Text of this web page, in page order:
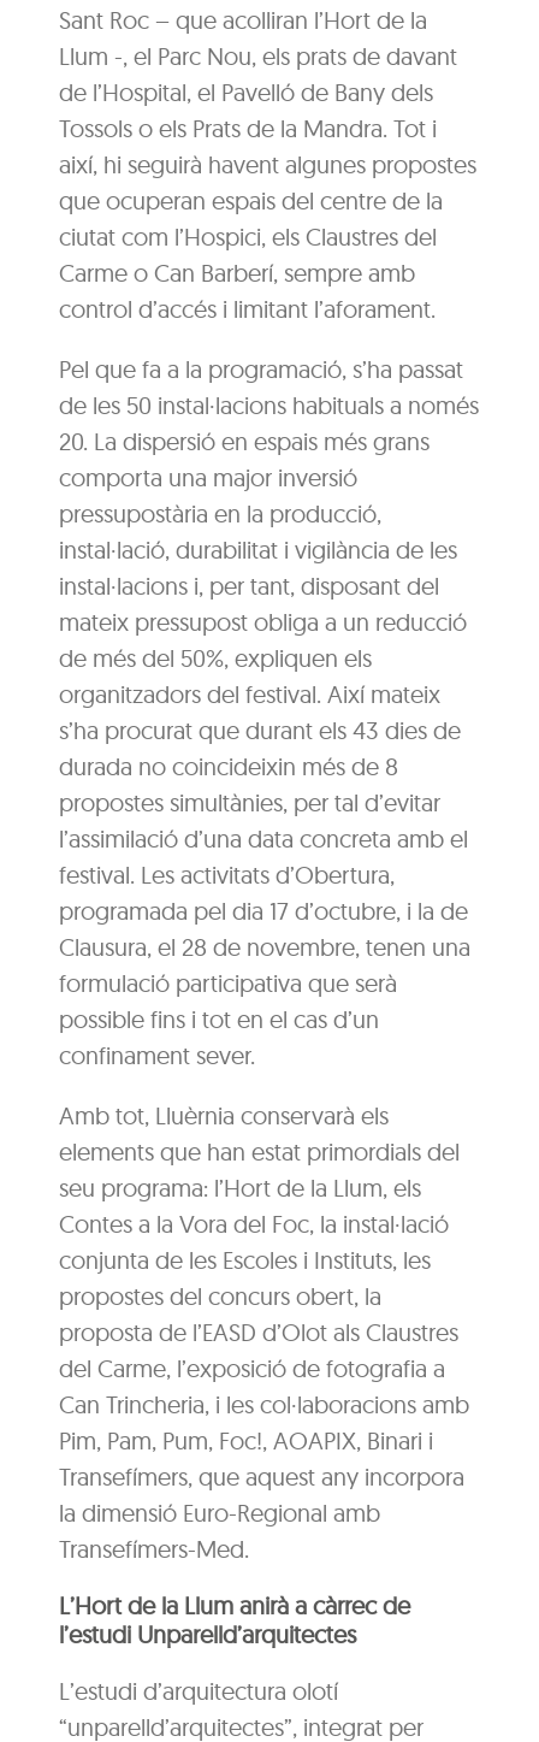
Sant Roc – que acolliran l’Hort de la
Llum -, el Parc Nou, els prats de davant
de l’Hospital, el Pavelló de Bany dels
Tossols o els Prats de la Mandra. Tot i
així, hi seguirà havent algunes propostes
que ocuperan espais del centre de la
ciutat com l’Hospici, els Claustres del
Carme o Can Barberí, sempre amb
control d’accés i limitant l’aforament.
Pel que fa a la programació, s’ha passat
de les 50 instal·lacions habituals a només
20. La dispersió en espais més grans
comporta una major inversió
pressupostària en la producció,
instal·lació, durabilitat i vigilància de les
instal·lacions i, per tant, disposant del
mateix pressupost obliga a un reducció
de més del 50%, expliquen els
organitzadors del festival. Així mateix
s’ha procurat que durant els 43 dies de
durada no coincideixin més de 8
propostes simultànies, per tal d’evitar
l’assimilació d’una data concreta amb el
festival. Les activitats d’Obertura,
programada pel dia 17 d’octubre, i la de
Clausura, el 28 de novembre, tenen una
formulació participativa que serà
possible fins i tot en el cas d’un
confinament sever.
Amb tot, Lluèrnia conservarà els
elements que han estat primordials del
seu programa: l’Hort de la Llum, els
Contes a la Vora del Foc, la instal·lació
conjunta de les Escoles i Instituts, les
propostes del concurs obert, la
proposta de l’EASD d’Olot als Claustres
del Carme, l’exposició de fotografia a
Can Trincheria, i les col·laboracions amb
Pim, Pam, Pum, Foc!, AOAPIX, Binari i
Transefímers, que aquest any incorpora
la dimensió Euro-Regional amb
Transefímers-Med.
L’Hort de la Llum anirà a càrrec de
l’estudi Unparelld’arquitectes
L’estudi d’arquitectura olotí
“unparelld’arquitectes”, integrat per